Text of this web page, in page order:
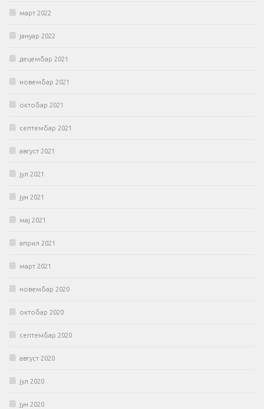
март 2022
јануар 2022
децембар 2021
новембар 2021
октобар 2021
септембар 2021
август 2021
јул 2021
јун 2021
мај 2021
април 2021
март 2021
новембар 2020
октобар 2020
септембар 2020
август 2020
јул 2020
јун 2020